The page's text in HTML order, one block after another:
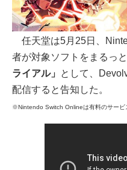
任天堂は5月25日、
者が対象ソフトをまるっ
ライアル」
として、
配信すると告知した。
※Nintendo Switch Onlineは有料のサービ